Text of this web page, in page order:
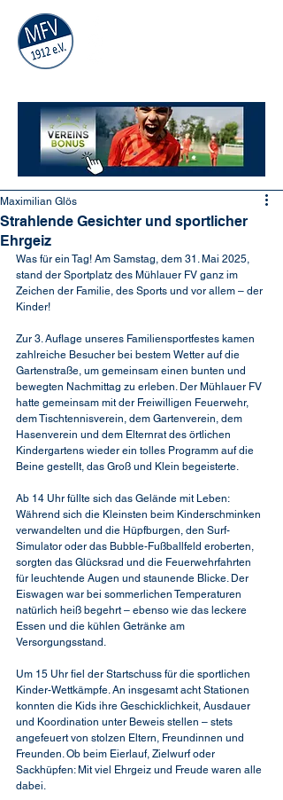
Strahlende Gesichter und sportlicher
Ehrgeiz
Maximilian Glös
Was für ein Tag! Am Samstag, dem 31. Mai 2025,
stand der Sportplatz des Mühlauer FV ganz im
Zeichen der Familie, des Sports und vor allem – der
Kinder!
Zur 3. Auflage unseres Familiensportfestes kamen
zahlreiche Besucher bei bestem Wetter auf die
Gartenstraße, um gemeinsam einen bunten und
bewegten Nachmittag zu erleben. Der Mühlauer FV
hatte gemeinsam mit der Freiwilligen Feuerwehr,
dem Tischtennisverein, dem Gartenverein, dem
Hasenverein und dem Elternrat des örtlichen
Kindergartens wieder ein tolles Programm auf die
Beine gestellt, das Groß und Klein begeisterte.
Ab 14 Uhr füllte sich das Gelände mit Leben:
Während sich die Kleinsten beim Kinderschminken
verwandelten und die Hüpfburgen, den Surf-
Simulator oder das Bubble-Fußballfeld eroberten,
sorgten das Glücksrad und die Feuerwehrfahrten
für leuchtende Augen und staunende Blicke. Der
Eiswagen war bei sommerlichen Temperaturen
natürlich heiß begehrt – ebenso wie das leckere
Essen und die kühlen Getränke am
Versorgungsstand.
Um 15 Uhr fiel der Startschuss für die sportlichen
Kinder-Wettkämpfe. An insgesamt acht Stationen
konnten die Kids ihre Geschicklichkeit, Ausdauer
und Koordination unter Beweis stellen – stets
angefeuert von stolzen Eltern, Freundinnen und
Freunden. Ob beim Eierlauf, Zielwurf oder
Sackhüpfen: Mit viel Ehrgeiz und Freude waren alle
dabei.